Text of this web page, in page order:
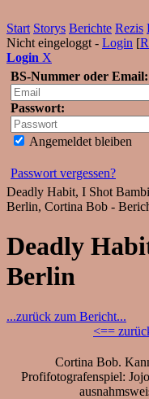
Start Storys Berichte Rezis
Nicht eingeloggt - Login [
Login X
BS-Nummer oder Email:
Passwort:
Angemeldet bleiben
Passwort vergessen?
Deadly Habit, I Shot
Berlin, Cortina Bob -
Deadly
Berlin
...zurück zum Bericht...
<==
Cortina Bob.
Profifotografenspiel: